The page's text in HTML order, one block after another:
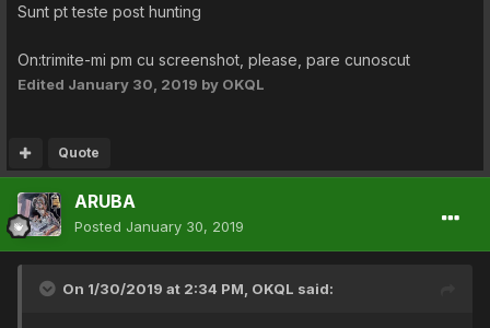
Sunt pt teste post hunting
On:trimite-mi pm cu screenshot, please, pare cunoscut
Edited January 30, 2019 by OKQL
Quote
ARUBA
Posted January 30, 2019
On 1/30/2019 at 2:34 PM, OKQL said: